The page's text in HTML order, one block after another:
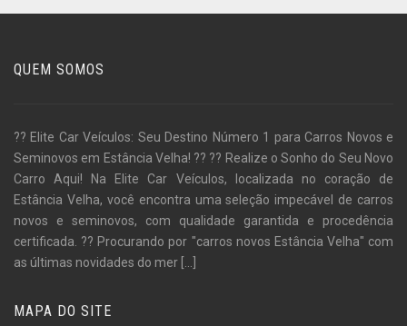
QUEM SOMOS
?? Elite Car Veículos: Seu Destino Número 1 para Carros Novos e
Seminovos em Estância Velha! ?? ?? Realize o Sonho do Seu Novo
Carro Aqui! Na Elite Car Veículos, localizada no coração de
Estância Velha, você encontra uma seleção impecável de carros
novos e seminovos, com qualidade garantida e procedência
certificada. ?? Procurando por "carros novos Estância Velha" com
as últimas novidades do mer
MAPA DO SITE